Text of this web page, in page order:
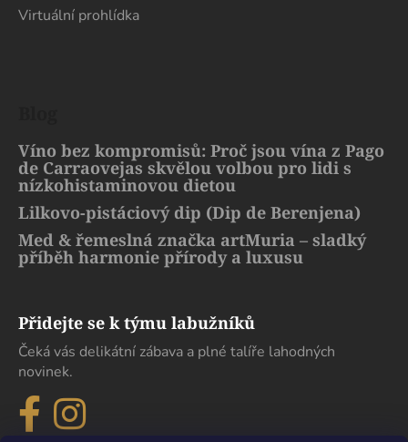
Virtuální prohlídka
Víno bez kompromisů: Proč jsou vína z Pago
de Carraovejas skvělou volbou pro lidi s
nízkohistaminovou dietou
Lilkovo-pistáciový dip (Dip de Berenjena)
Med & řemeslná značka artMuria – sladký
příběh harmonie přírody a luxusu
Přidejte se k týmu labužníků
Čeká vás delikátní zábava a plné talíře lahodných
novinek.